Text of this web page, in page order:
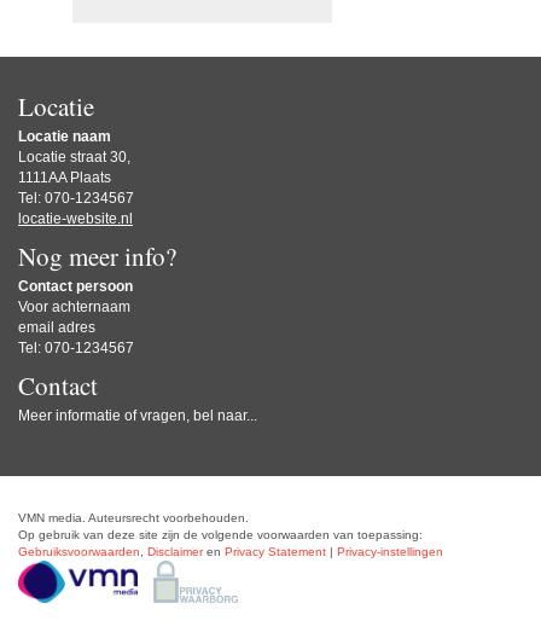
Locatie
Locatie naam
Locatie straat 30,
1111AA Plaats
Tel: 070-1234567
locatie-website.nl
Nog meer info?
Contact persoon
Voor achternaam
email adres
Tel: 070-1234567
Contact
Meer informatie of vragen, bel naar...
VMN media. Auteursrecht voorbehouden.
Op gebruik van deze site zijn de volgende voorwaarden van toepassing:
Gebruiksvoorwaarden
Disclaimeren Privacy Statement | Privacy-instellingen